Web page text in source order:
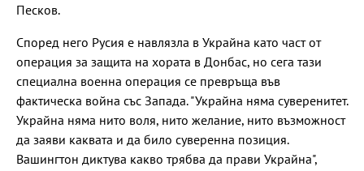
Песков.
Според него Русия е навлязла в Украйна като част от
операция за защита на хората в Донбас, но сега тази
специална военна операция се превръща във
фактическа война със Запада. "Украйна няма суверенитет.
Украйна няма нито воля, нито желание, нито възможност
да заяви каквата и да било суверенна позиция.
Вашингтон диктува какво трябва да прави Украйна",